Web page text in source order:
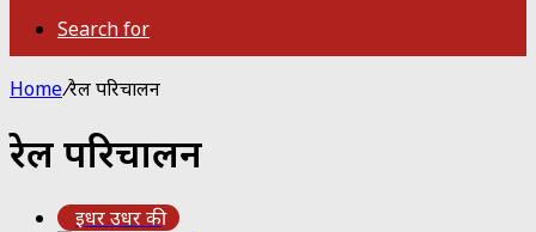
Search for
Home/रेल परिचालन
रेल परिचालन
इधर उधर की